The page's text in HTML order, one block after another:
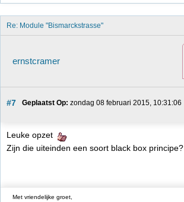
Re: Module "Bismarckstrasse"
ernstcramer
#7 Geplaatst Op: zondag 08 februari 2015, 10:31:06
Leuke opzet
Zijn die uiteinden een soort black box principe?
Met vriendelijke groet,